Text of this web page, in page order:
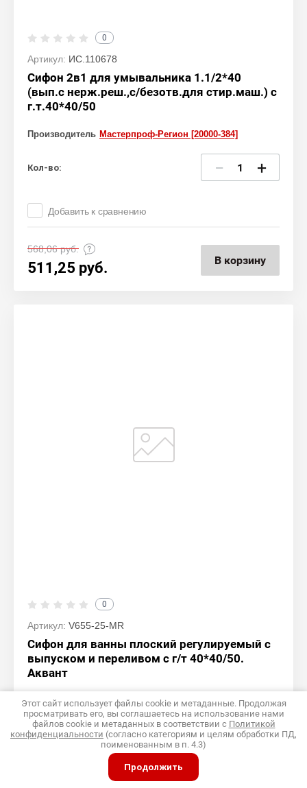
0
Артикул: ИС.110678
Сифон 2в1 для умывальника 1.1/2*40
(вып.с нерж.реш.,с/безотв.для стир.маш.) с
г.т.40*40/50
Производитель Мастерпроф-Регион [20000-384]
Кол-во: − +
Добавить к сравнению
568,06руб.
511,25 руб. В корзину
0
Артикул: V655-25-MR
Сифон для ванны плоский регулируемый с
выпуском и переливом с г/т 40*40/50.
Аквант
Производитель Аквант [20000-370]
Кол-во: − +
Добавить к сравнению
Этот сайт использует файлы cookie и метаданные. Продолжая
просматривать его, вы соглашаетесь на использование нами
файлов cookie и метаданных в соответствии с Политикой
конфиденциальности (согласно категориям и целям обработки ПД,
поименованным в п. 4.3)
Продолжить